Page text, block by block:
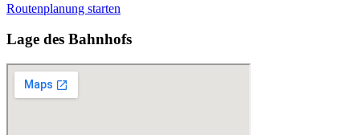
Routenplanung starten
Lage des Bahnhofs